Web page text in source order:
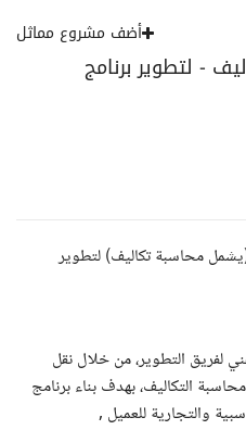
- لتطوير برنامج
أضف مشروع مماثل
محاسبة تكاليف) لتطوير
لفريق التطوير، من خلال نقل
التكاليف، بهدف بناء برنامج
والتجارية للعميل ,